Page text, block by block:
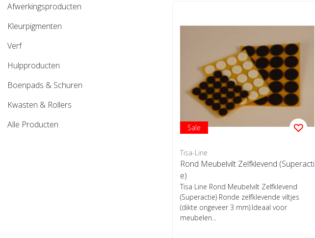
Afwerkingsproducten
Kleurpigmenten
Verf
Hulpproducten
Boenpads & Schuren
Kwasten & Rollers
Alle Producten
Sale
Tisa-Line
Rond Meubelvilt Zelfklevend (Superacti
e)
Tisa Line Rond Meubelvilt Zelfklevend
(Superactie) Ronde zelfklevende viltjes
(dikte ongeveer 3 mm).Ideaal voor
meubelen...